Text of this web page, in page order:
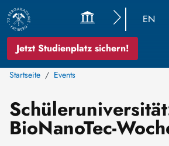
Jetzt Studienplatz sichern!
EN
Startseite Events
BioNanoTec-